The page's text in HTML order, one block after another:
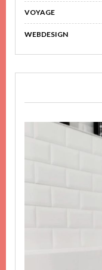
VOYAGE
WEBDESIGN